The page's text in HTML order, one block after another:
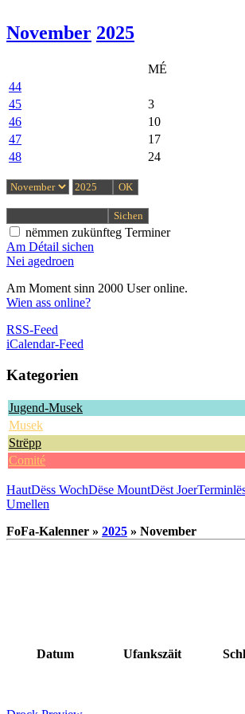
November 2025
MÉ
44
45
3
46
10
47
17
48
24
nëmmen zukünfteg Terminer
Am Détail sichen
Nei agedroen
Am Moment sinn 2000 User online.
Wien ass online?
RSS-Feed
iCalendar-Feed
Kategorien
Jugend-Musek
Musek
Strëpp
Comité
HautDëss WochDëse MountDëst Joer
Umellen
FoFa-Kalenner » 2025 » November
Datum Ufankszäit